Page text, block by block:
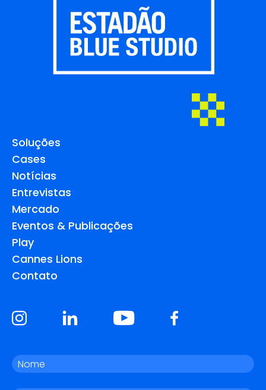
Soluções
Cases
Notícias
Entrevistas
Mercado
Eventos & Publicações
Play
Cannes Lions
Contato